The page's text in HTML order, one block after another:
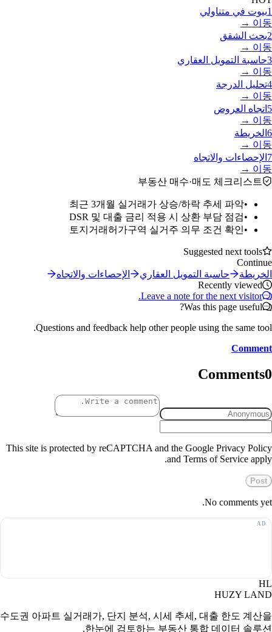
1بيوت في متناولي
이동 →
2بحث الشقق
이동 →
3حاسبة التمويل العقاري
이동 →
4تحليل الدرجة
이동 →
5 اتجاه العروض
이동 →
6 الخريطة
이동 →
7 الإحصاءات والاتجاه
이동 →
부동산 매수·매도 체크리스트
•
최근 3개월 실거래가 상승/하락 추세 파악
•
DSR 및 대출 금리 적용 시 상환 부담 점검
•
토지거래허가구역 실거주 의무 조건 확인
Suggested next tools
Continue
الخريطة
حاسبة التمويل العقاري
الإحصاءات والاتجاه
Recently viewed
Leave a note for the next visitor.
Was this page useful?
Questions and feedback help other people using the same tool.
Comment
Comments0
This site is protected by reCAPTCHA and the Google Privacy Policy
and Terms of Service apply.
Post
No comments yet.
HL
HUZY LAND
수도권 아파트 실거래가, 단지 분석, 시세 추세, 대출 한도 계산을
한눈에 검토하는 부동산 통합 데이터 솔루션.